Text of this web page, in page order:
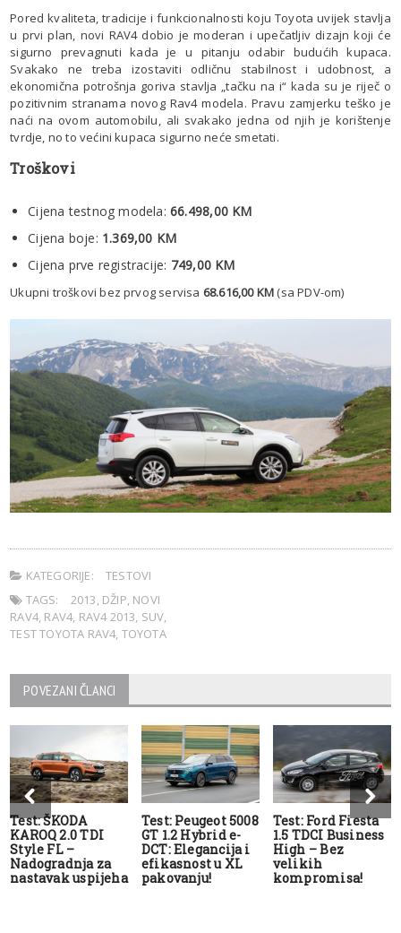
Pored kvaliteta, tradicije i funkcionalnosti koju Toyota uvijek stavlja
u prvi plan, novi RAV4 dobio je moderan i upečatljiv dizajn koji će
sigurno prevagnuti kada je u pitanju odabir budućih kupaca.
Svakako ne treba izostaviti odličnu stabilnost i udobnost, a
ekonomična potrošnja goriva stavlja „tačku na i“ kada su je riječ o
pozitivnim stranama novog Rav4 modela. Pravu zamjerku teško je
naći na ovom automobilu, ali svakako jedna od njih je korištenje
tvrdje, no to većini kupaca sigurno neće smetati.
Troškovi
Cijena testnog modela:66.498,00KM
Cijena boje: 1.369,00 KM
Cijena prve registracije: 749,00 KM
Ukupni troškovi bez prvog servisa 68.616,00 KM (sa PDV-om)
KATEGORIJE:
TESTOVI
TAGS:
2013 DŽIP NOVI
RAV4, RAV4, RAV4 2013 SUV
TEST TOYOTA RAV4, TOYOTA
POVEZANI ČLANCI
Test: ŠKODA
KAROQ 2.0 TDI
Style FL –
Nadogradnja za
nastavak uspijeha
Test: Peugeot 5008
GT 1.2 Hybrid e-
DCT: Elegancija i
efikasnost u XL
pakovanju!
Test: Ford Fiesta
1.5 TDCI Business
High – Bez
velikih
kompromisa!